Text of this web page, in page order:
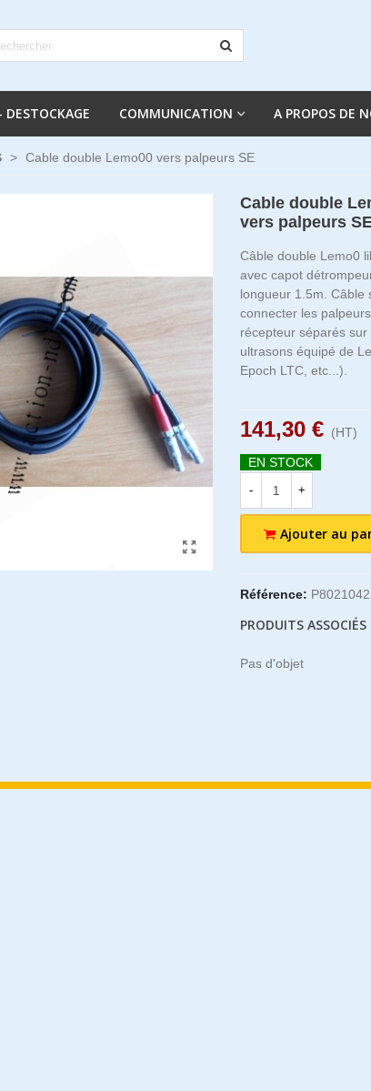
DESTOCKAGE COMMUNICATION A PROPOS DE
> Cable double Lemo00 vers palpeurs SE
Cable double
vers palpeurs
Câble double Lemo0
avec capot
longueur 1.5m. Câble
connecter les
récepteur séparés
ultrasons équipé de
Epoch LTC, etc...).
141,30 € (HT)
EN STOCK
- +
Ajouter au
Référence:
PRODUITS ASSOCIÉS
Pas d'objet